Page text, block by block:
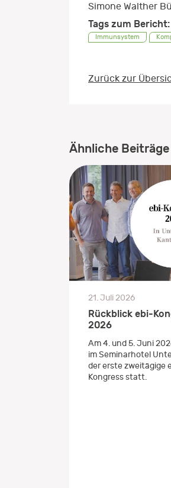
Simone Walther
Tags zum Bericht:
Immunsystem
Zurück zur
Ähnliche Beiträge
21. Juli 2026
Rückblick ebi-
2026
Am 4. und 5. Juni
im Seminarhotel
der erste zweitägige
Kongress statt.